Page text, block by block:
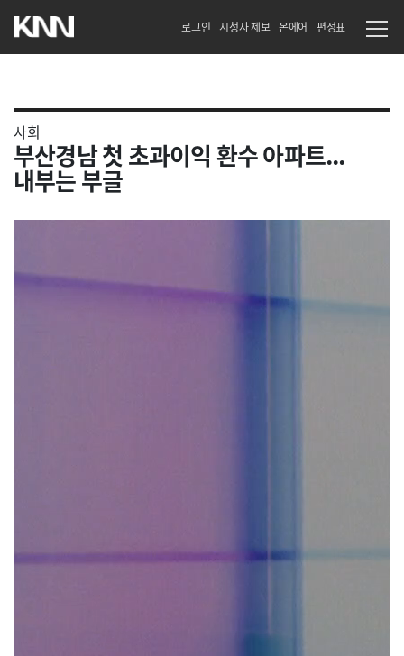
로그인 시청자 제보 온에어 편성표
사회
부산경남 첫 초과이익 환수 아파트...
내부는 부글